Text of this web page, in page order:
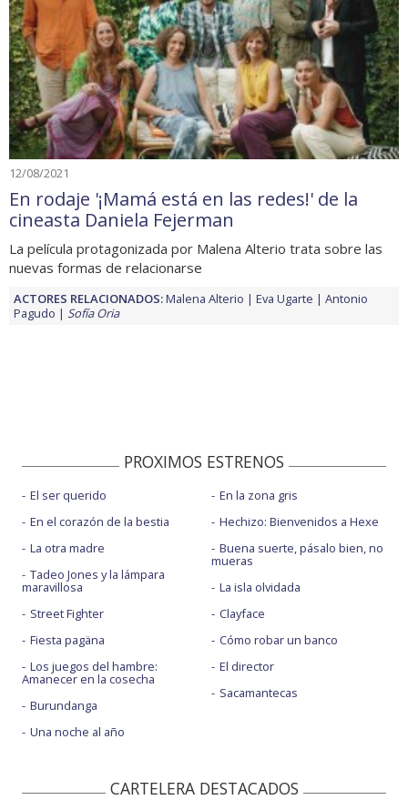
12/08/2021
En rodaje '¡Mamá está en las redes!' de la
cineasta Daniela Fejerman
La película protagonizada por Malena Alterio trata sobre las
nuevas formas de relacionarse
ACTORES RELACIONADOS:Malena Alterio Eva Ugarte
Antonio
Pagudo
Sofía Oria
PROXIMOS ESTRENOS
El ser querido
En el corazón de la bestia
La otra madre
Tadeo Jones y la lámpara
maravillosa
Street Fighter
Fiesta pagäna
Los juegos del hambre:
Amanecer en la cosecha
Burundanga
Una noche al año
En la zona gris
Hechizo: Bienvenidos a Hexe
Buena suerte, pásalo bien, no
mueras
La isla olvidada
Clayface
Cómo robar un banco
El director
Sacamantecas
CARTELERA DESTACADOS